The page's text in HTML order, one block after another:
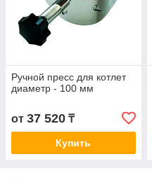
Ручной пресс для котлет
диаметр - 100 мм
от 37 520 ₸
Купить